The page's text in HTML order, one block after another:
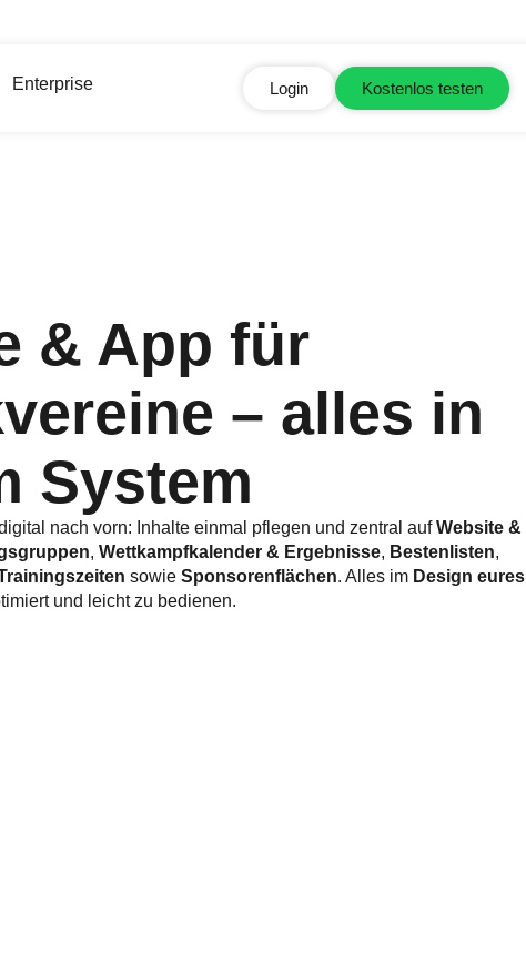
Enterprise Login Kostenlos testen
& App für
– alles in
System
nach vorn: Inhalte einmal pflegen und zentral aufWebsite &
, Wettkampfkalender & Ergebnisse, Bestenlisten,
sowie Sponsorenflächen. Alles im Design eures
und leicht zu bedienen.